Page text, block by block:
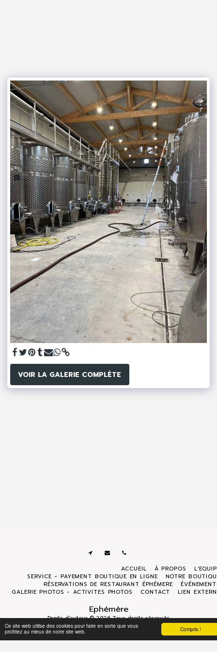
Compris !
Ce site web utilise des cookies pour faire en sorte que vous
profitiez au mieux de notre site web.
VOIR LA GALERIE COMPLÈTE
Ephémère
Droits d'auteur © 2026 Tous droits réservés
Politique de Confidentialité|Accessibilité
ACCUEIL À PROPOS
SERVICE - PAYEMENT BOUTIQUE EN LIGNE
NOTRE
RÉSERVATIONS DE RESTAURANT ÉPHÉMERE
GALERIE PHOTOS - ACTIVITES PHOTOS
CONTACT LIEN